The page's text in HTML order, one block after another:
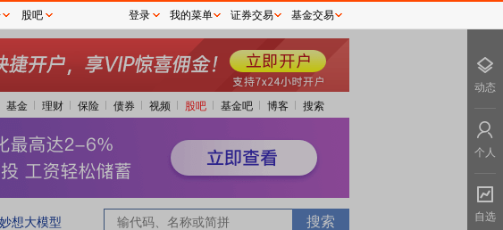
基金 理财 保险 债券 视频 股吧 基金吧 博客 搜索
妙想大模型
股吧 登录 我的菜单 证券交易 基金交易
动态
个人
自选